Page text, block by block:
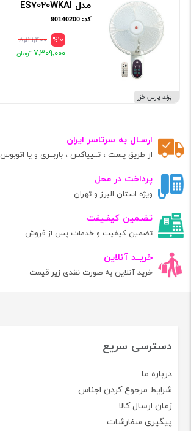
برند پارس خزر
مدل ES7020WKAI
کد: 90140200
%10 ۸٬۱۲۱٬۴۰۰
۷٬۳۰۹٬۰۰۰
ارسـال به سرتاسر ایران
از طریق پست ، تــیپاکس ، باربــری و یا اتوبوس
پرداخت در محل
ویژه استان البرز و تهران
تضـمین کیفـیفت
تضمین کیفیت و خدمات پس از فروش
خریــد آنلاین
خرید آنلاین به صورت نقدی زیر قیمت
دسترسی سریع
درباره ما
شرایط مرجوع کردن اجناس
زمان ارسال کالا
پیگیری سفارشات